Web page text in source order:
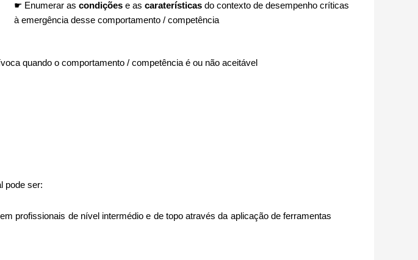
☛ Enumerar as condições e as caraterísticas do contexto de desempenho críticas
à emergência desse comportamento / competência
quando o comportamento / competência é ou não aceitável
pode ser:
profissionais de nível intermédio e de topo através da aplicação de ferramentas